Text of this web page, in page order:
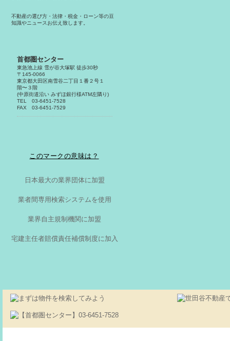
不動産の選び方・法律・税金・ローン等の豆
知識やニュースお伝え致します。
首都圏センター
東急池上線 雪が谷大塚駅 徒歩30秒
〒145-0066
東京都大田区南雪谷二丁目１番２号１
階〜３階
(中原街道沿い みずほ銀行様ATM左隣り)
TEL 03-6451-7528
FAX 03-6451-7529
このマークの意味は？
日本最大の業界団体に加盟
業者間専用検索システムを使用
業界自主規制機関に加盟
宅建主任者賠償責任補償制度に加入